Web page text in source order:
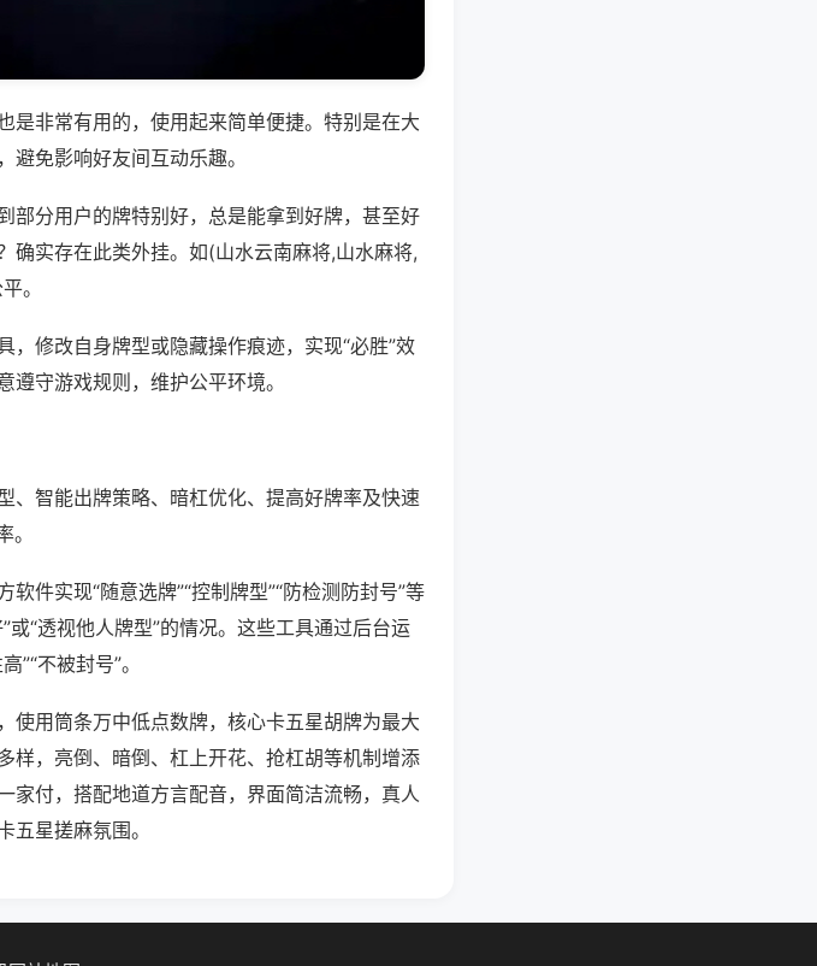
是非常有用的，使用起来简单便捷。特别是在大
免影响好友间互动乐趣。
部分用户的牌特别好，总是能拿到好牌，甚至好
确实存在此类外挂。如(山水云南麻将,山水麻将,
。
修改自身牌型或隐藏操作痕迹，实现“必胜”效
守游戏规则，维护公平环境。
、智能出牌策略、暗杠优化、提高好牌率及快速
件实现“随意选牌”“控制牌型”“防检测防封号”等
“透视他人牌型”的情况。这些工具通过后台运
不被封号”。
使用筒条万中低点数牌，核心卡五星胡牌为最大
样，亮倒、暗倒、杠上开花、抢杠胡等机制增添
家付，搭配地道方言配音，界面简洁流畅，真人
星搓麻氛围。